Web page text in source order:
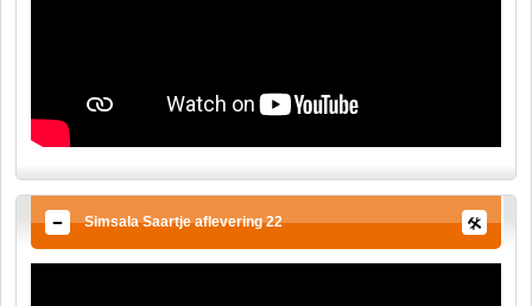
Simsala Saartje aflevering 22